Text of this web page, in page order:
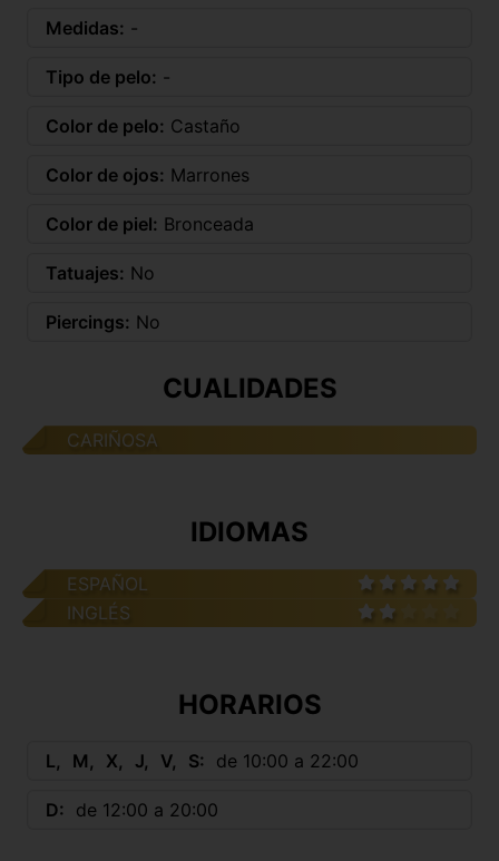
Medidas: -
Tipo de pelo: -
Color de pelo: Castaño
Color de ojos: Marrones
Color de piel: Bronceada
Tatuajes: No
Piercings: No
CUALIDADES
CARIÑOSA
IDIOMAS
ESPAÑOL
INGLÉS
HORARIOS
L M X J V S de 10:00 a 22:00
D de 12:00 a 20:00